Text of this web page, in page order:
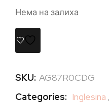
Нема на залиха
SKU: AG87R0CDG
Categories: Inglesina ,